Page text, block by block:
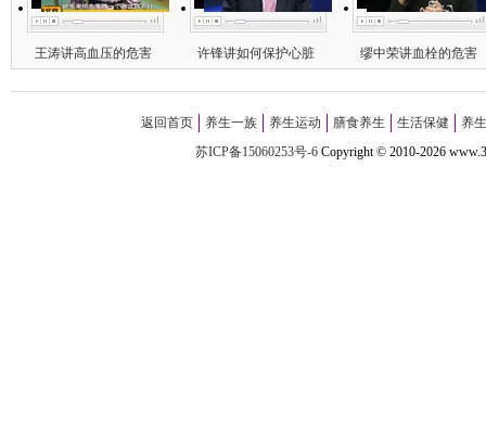
王涛讲高血压的危害 许锋讲如何保护心脏 缪中荣讲血栓的危害
返回首页 养生一族 养生运动 膳食养生 生活保健
养
苏ICP备15060253号-6Copyright©2010-2026